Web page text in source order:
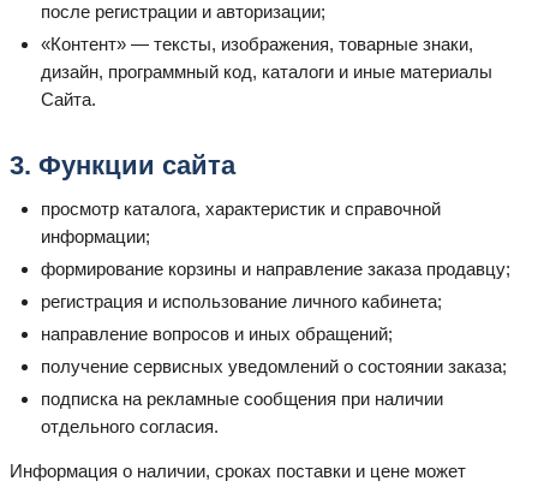
после регистрации и авторизации;
«Контент» — тексты, изображения, товарные знаки,
дизайн, программный код, каталоги и иные материалы
Сайта.
3. Функции сайта
просмотр каталога, характеристик и справочной
информации;
формирование корзины и направление заказа продавцу;
регистрация и использование личного кабинета;
направление вопросов и иных обращений;
получение сервисных уведомлений о состоянии заказа;
подписка на рекламные сообщения при наличии
отдельного согласия.
Информация о наличии, сроках поставки и цене может